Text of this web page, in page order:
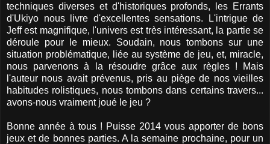
techniques diverses et d'historiques profonds, les Errants
d'Ukiyo nous livre d'excellentes sensations. L'intrigue de
Jeff est magnifique, l'univers est très intéressant, la partie se
déroule pour le mieux. Soudain, nous tombons sur une
situation problématique, liée au système de jeu, et, miracle,
nous parvenons à la résoudre grâce aux règles ! Mais
l'auteur nous avait prévenus, pris au piège de nos vieilles
habitudes rolistiques, nous tombons dans certains travers...
avons-nous vraiment joué le jeu ?
Bonne année à tous ! Puisse 2014 vous apporter de bons
jeux et de bonnes parties. A la semaine prochaine, pour un